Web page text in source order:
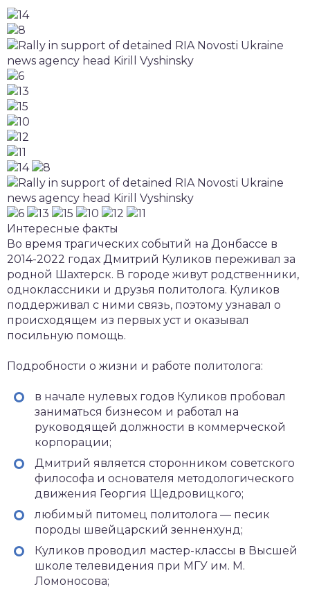
Интересные факты
Во время трагических событий на Донбассе в
2014-2022 годах Дмитрий Куликов переживал за
родной Шахтерск. В городе живут родственники,
одноклассники и друзья политолога. Куликов
поддерживал с ними связь, поэтому узнавал о
происходящем из первых уст и оказывал
посильную помощь.
Подробности о жизни и работе политолога:
в начале нулевых годов Куликов пробовал
заниматься бизнесом и работал на
руководящей должности в коммерческой
корпорации;
Дмитрий является сторонником советского
философа и основателя методологического
движения Георгия Щедровицкого;
любимый питомец политолога — песик
породы швейцарский зенненхунд;
Куликов проводил мастер-классы в Высшей
школе телевидения при МГУ им. М.
Ломоносова;